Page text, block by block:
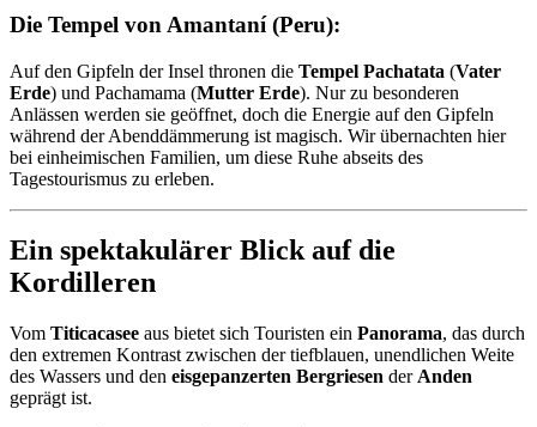
Die Tempel von Amantaní (Peru):
Auf den Gipfeln der Insel thronen die Tempel Pachatata (Vater
Erde) und Pachamama (Mutter Erde). Nur zu besonderen
Anlässen werden sie geöffnet, doch die Energie auf den Gipfeln
während der Abenddämmerung ist magisch. Wir übernachten hier
bei einheimischen Familien, um diese Ruhe abseits des
Tagestourismus zu erleben.
Ein spektakulärer Blick auf die
Kordilleren
Vom Titicacasee aus bietet sich Touristen ein Panorama, das durch
den extremen Kontrast zwischen der tiefblauen, unendlichen Weite
des Wassers und den eisgepanzerten Bergriesen der Anden
geprägt ist.